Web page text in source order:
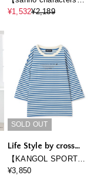
HELLO KITTY/日焼け
キャラクターズ》
¥1,532¥2,189
SOLD OUT
Life Style by cross
marche
【KANGOL SPORT】7
分袖ロゴTシャツ
¥3,850